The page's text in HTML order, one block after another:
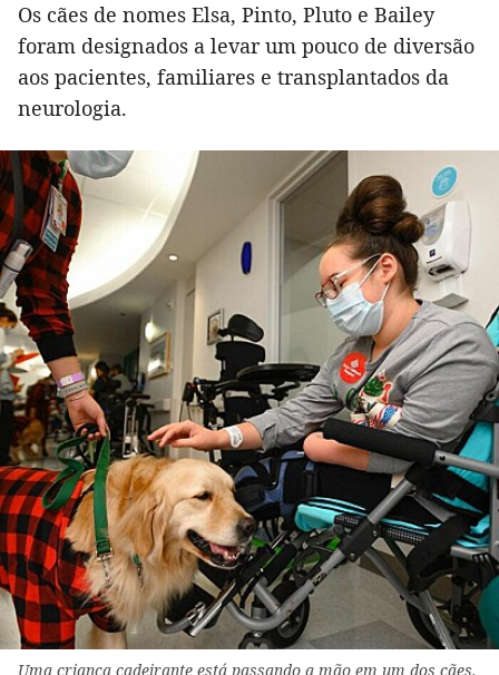
Os cães de nomes Elsa, Pinto, Pluto e Bailey
foram designados a levar um pouco de diversão
aos pacientes, familiares e transplantados da
neurologia.
Uma criança cadeirante está passando a mão em um dos cães.